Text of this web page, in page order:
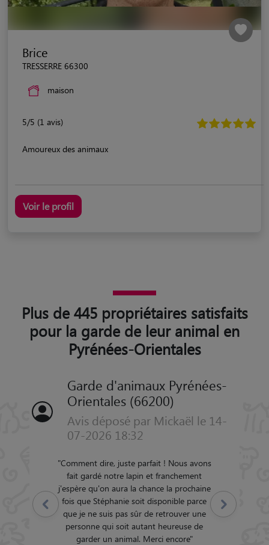
Brice
TRESSERRE 66300
maison
5/5 (1 avis)
Amoureux des animaux
Voir le profil
Plus de 445 propriétaires satisfaits
pour la garde de leur animal en
Pyrénées-Orientales
Garde d'animaux Pyrénées-
Orientales (66200)
Avis déposé par Mickaël le 14-
07-2026 18:32
"Comment dire, juste parfait ! Nous avons
fait gardé notre lapin et franchement
j'espère qu'on aura la chance la prochaine
fois que Stéphanie soit disponible parce
que je ne suis pas sûr de retrouver une
personne qui soit autant heureuse de
garder un animal. Merci encore"
Précédent Suivant